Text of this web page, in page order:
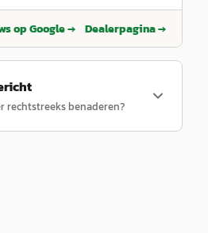
van een nieuwe (of
voel je je echt koning. Dat ligt
”
op Google → Dealerpagina →
rechtstreeks benaderen?